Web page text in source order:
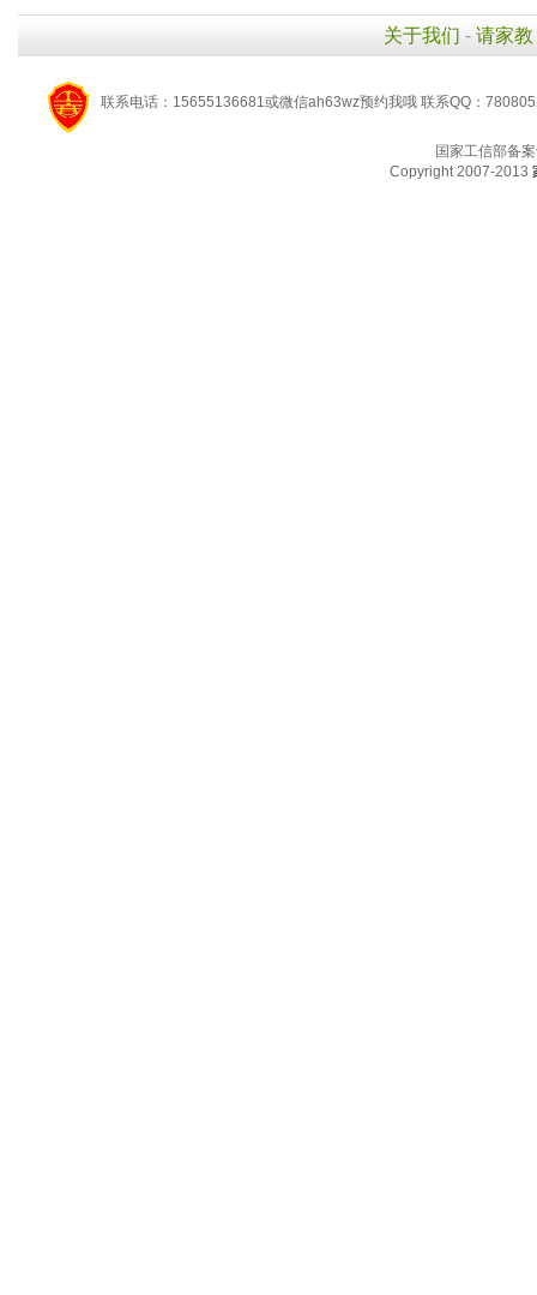
关于我们 - 请家教
联系电话：15655136681或微信ah63wz预约我哦 联系QQ：
国家工信部备
Copyright 2007-2013